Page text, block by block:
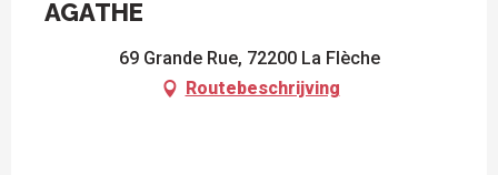
AGATHE
69 Grande Rue, 72200 La Flèche
Routebeschrijving